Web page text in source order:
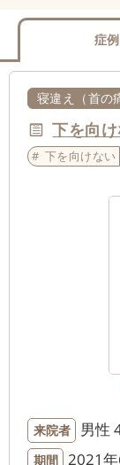
症例
寝違え（首の
下を向
下を向けない
来院者 男性
期間 2021